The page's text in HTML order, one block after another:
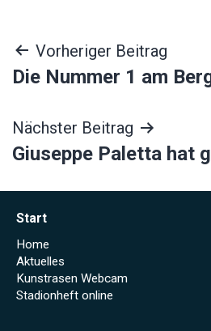
Vorheriger Beitrag
Die Nummer 1 am
Nächster Beitrag
Giuseppe Paletta hat
Start
Home
Aktuelles
Kunstrasen Webcam
Stadionheft online